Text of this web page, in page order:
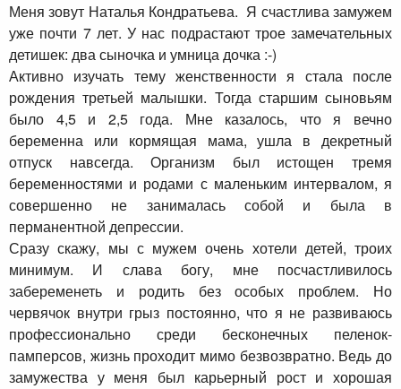
Меня зовут Наталья Кондратьева. Я счастлива замужем
уже почти 7 лет. У нас подрастают трое замечательных
детишек: два сыночка и умница дочка :-)
Активно изучать тему женственности я стала после
рождения третьей малышки. Тогда старшим сыновьям
было 4,5 и 2,5 года. Мне казалось, что я вечно
беременна или кормящая мама, ушла в декретный
отпуск навсегда. Организм был истощен тремя
беременностями и родами с маленьким интервалом, я
совершенно не занималась собой и была в
перманентной депрессии.
Сразу скажу, мы с мужем очень хотели детей, троих
минимум. И слава богу, мне посчастливилось
забеременеть и родить без особых проблем. Но
червячок внутри грыз постоянно, что я не развиваюсь
профессионально среди бесконечных пеленок-
памперсов, жизнь проходит мимо безвозвратно. Ведь до
замужества у меня был карьерный рост и хорошая